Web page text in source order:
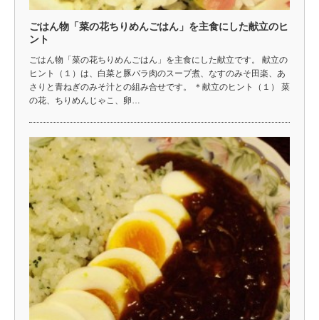
ごはん物「菜の花ちりめんごはん」を主食にした献立のヒ
ント
ごはん物「菜の花ちりめんごはん」を主食にした献立です。 献立の
ヒント（１）は、白菜と豚バラ肉のスープ煮、なすのみそ田楽、あ
さりと青ねぎのみそ汁との組み合せです。 ＊献立のヒント（１） 菜
の花、ちりめんじゃこ、卵…